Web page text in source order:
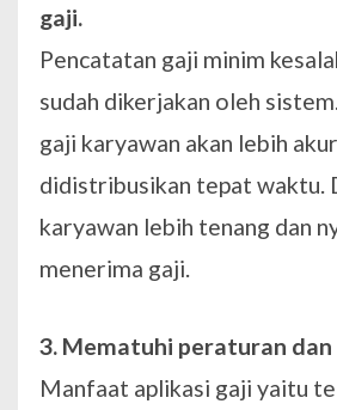
gaji.
Pencatatan gaji minim
sudah dikerjakan oleh
gaji karyawan akan lebih
didistribusikan tepat waktu.
karyawan lebih tenang dan
menerima gaji.
3. Mematuhi peraturan dan
Manfaat aplikasi gaji yaitu